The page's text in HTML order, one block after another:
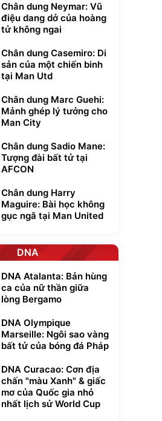
Chân dung Neymar: Vũ
điệu dang dở của hoàng
tử không ngai
Chân dung Casemiro: Di
sản của một chiến binh
tại Man Utd
Chân dung Marc Guehi:
Mảnh ghép lý tưởng cho
Man City
Chân dung Sadio Mane:
Tượng đài bất tử tại
AFCON
Chân dung Harry
Maguire: Bài học không
gục ngã tại Man United
DNA
DNA Atalanta: Bản hùng
ca của nữ thần giữa
lòng Bergamo
DNA Olympique
Marseille: Ngôi sao vàng
bất tử của bóng đá Pháp
DNA Curacao: Cơn địa
chấn "màu Xanh" & giấc
mơ của Quốc gia nhỏ
nhất lịch sử World Cup